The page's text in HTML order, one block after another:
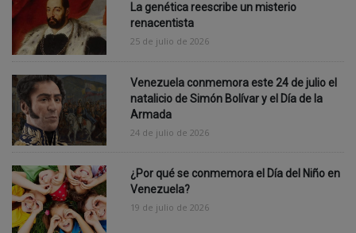
La genética reescribe un misterio
renacentista
25 de julio de 2026
Venezuela conmemora este 24 de julio el
natalicio de Simón Bolívar y el Día de la
Armada
24 de julio de 2026
¿Por qué se conmemora el Día del Niño en
Venezuela?
19 de julio de 2026